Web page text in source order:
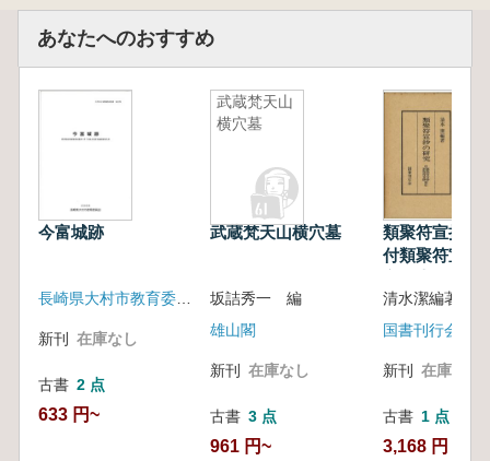
あなたへのおすすめ
今富城跡
新刊 在庫なし
古書 2 点
633 円~
武蔵梵天山
横穴墓
武蔵梵天山横穴墓
坂詰秀一 編
雄山閣
新刊 在庫なし
古書 3 点
961 円~
類聚符宣抄の
付類聚符宣抄,
清水潔編著
国書刊行会
新刊 在庫なし
古書 1 点
3,168 円